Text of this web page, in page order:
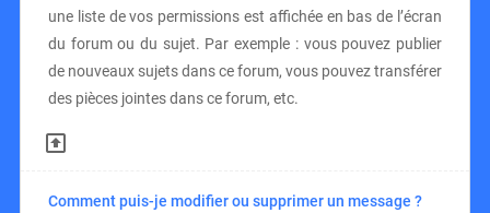
une liste de vos permissions est affichée en bas de l’écran
du forum ou du sujet. Par exemple : vous pouvez publier
de nouveaux sujets dans ce forum, vous pouvez transférer
des pièces jointes dans ce forum, etc.
Comment puis-je modifier ou supprimer un message ?